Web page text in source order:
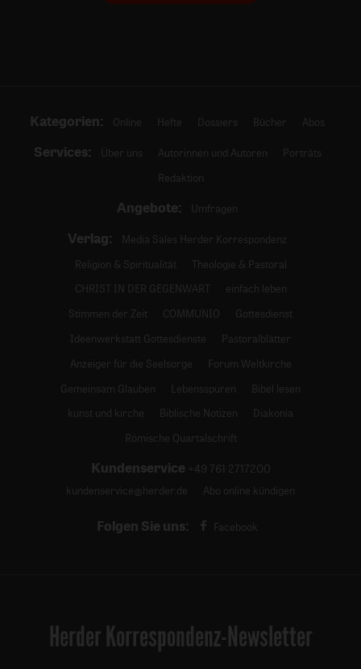
Kategorien: Online Hefte Dossiers Bücher Abos
Services: Über uns Autorinnen und Autoren
Porträts
Redaktion
Angebote: Umfragen
Verlag:
Media Sales Herder Korrespondenz
Religion & Spiritualität
Theologie & Pastoral
CHRIST IN DER GEGENWART
einfach leben
Stimmen der Zeit
COMMUNIO
Gottesdienst
Ideenwerkstatt Gottesdienste
Pastoralblätter
Anzeiger für die Seelsorge
Forum Weltkirche
Gemeinsam Glauben
Lebensspuren
Bibel lesen
kunst und kirche
Biblische Notizen
Diakonia
Römische Quartalschrift
Kundenservice +49 761 2717200
kundenservice@herder.de
Abo online kündigen
Folgen Sie uns: Facebook
Herder Korrespondenz-Newsletter